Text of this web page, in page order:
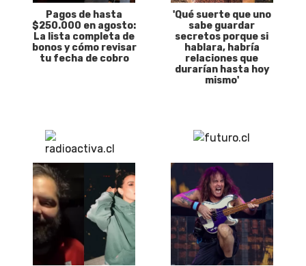
Pagos de hasta
$250.000 en agosto:
La lista completa de
bonos y cómo revisar
tu fecha de cobro
'Qué suerte que uno
sabe guardar
secretos porque si
hablara, habría
relaciones que
durarían hasta hoy
mismo'